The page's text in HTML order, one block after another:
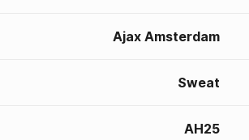
Ajax Amsterdam
Sweat
AH25